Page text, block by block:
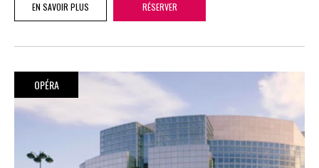
EN SAVOIR PLUS RÉSERVER
OPÉRA